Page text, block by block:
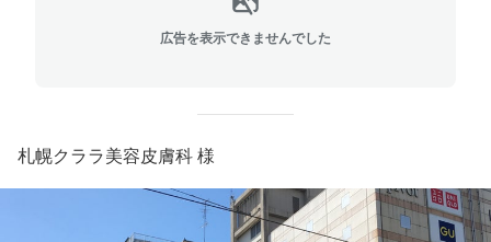
広告を表示できませんでした
札幌クララ美容皮膚科 様